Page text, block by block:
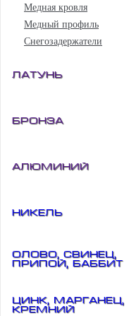
Медная кровля
Медный профиль
Снегозадержатели
Латунь
Бронза
Алюминий
Никель
Олово, свинец,
припой, баббит
Цинк, марганец,
кремний